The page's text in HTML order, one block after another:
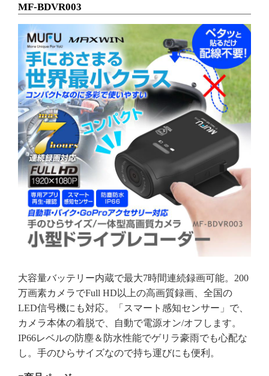
MF-BDVR003
大容量バッテリー内蔵で最大7時間連続録画可能。200
万画素カメラでFull HD以上の高画質録画、全国の
LED信号機にも対応。「スマート感知センサー」で、
カメラ本体の着脱で、自動で電源オン/オフします。
IP66レベルの防塵＆防水性能でゲリラ豪雨でも心配な
し。手のひらサイズなので持ち運びにも便利。